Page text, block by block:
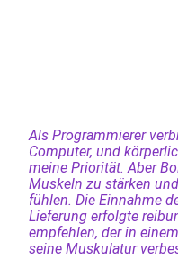
Als Programmierer
Computer, und
meine Priorität. Aber
Muskeln zu stärken
fühlen. Die Einnahme
Lieferung erfolgte
empfehlen, der in
seine Muskulatur